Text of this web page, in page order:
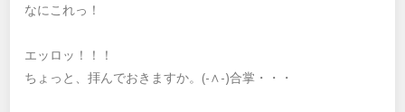
なにこれっ！
エッロッ！！！
ちょっと、拝んでおきますか。(-∧-)合掌・・・